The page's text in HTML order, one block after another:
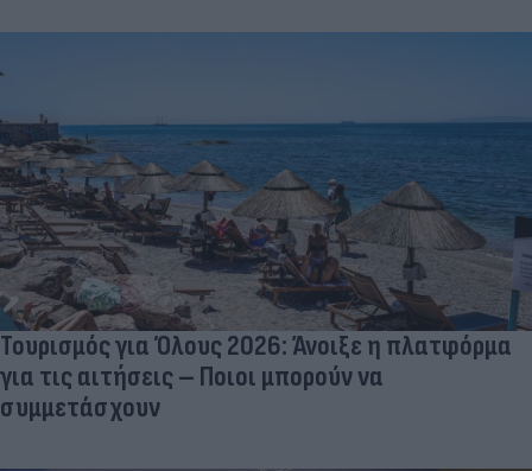
Τουρισμός για Όλους 2026: Άνοιξε η πλατφόρμα
για τις αιτήσεις – Ποιοι μπορούν να
συμμετάσχουν